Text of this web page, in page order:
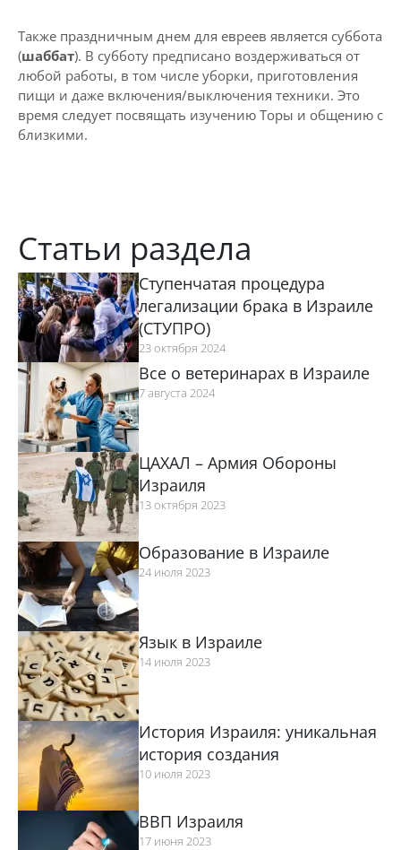
Также праздничным днем для евреев является суббота
(шаббат). В субботу предписано воздерживаться от
любой работы, в том числе уборки, приготовления
пищи и даже включения/выключения техники. Это
время следует посвящать изучению Торы и общению с
близкими.
Статьи раздела
Ступенчатая процедура
легализации брака в Израиле
(СТУПРО)
23 октября 2024
Все о ветеринарах в Израиле
7 августа 2024
ЦАХАЛ – Армия Обороны
Израиля
13 октября 2023
Образование в Израиле
24 июля 2023
Язык в Израиле
14 июля 2023
История Израиля: уникальная
история создания
10 июля 2023
ВВП Израиля
17 июня 2023